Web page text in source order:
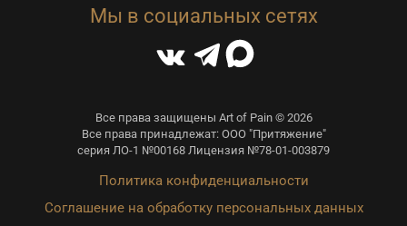
Мы в социальных сетях
Все права защищены Art of Pain © 2026
Все права принадлежат: ООО "Притяжение"
серия ЛО-1 №00168 Лицензия №78-01-003879
Политика конфиденциальности
Соглашение на обработку персональных данных